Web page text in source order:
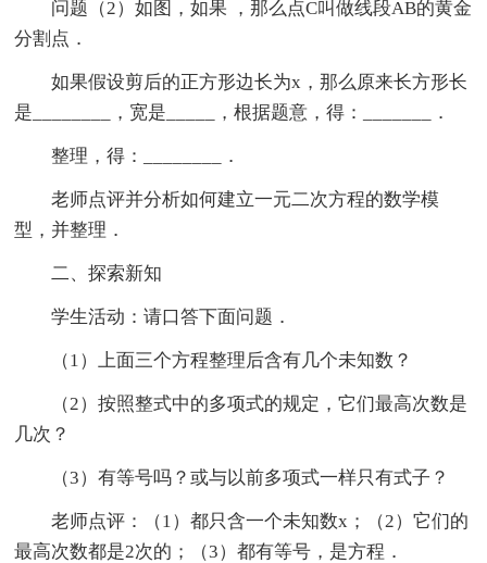
问题（2）如图，如果 ，那么点C叫做线段AB的黄金
分割点．
如果假设剪后的正方形边长为x，那么原来长方形长
是________，宽是_____，根据题意，得：_______．
整理，得：________．
老师点评并分析如何建立一元二次方程的数学模
型，并整理．
二、探索新知
学生活动：请口答下面问题．
（1）上面三个方程整理后含有几个未知数？
（2）按照整式中的多项式的规定，它们最高次数是
几次？
（3）有等号吗？或与以前多项式一样只有式子？
老师点评：（1）都只含一个未知数x；（2）它们的
最高次数都是2次的；（3）都有等号，是方程．